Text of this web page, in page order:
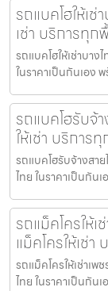
รถแบคโฮให้เช่
เช่า บริการทุ
รถแบคโฮให้เช่าบาง
ในราคาเป็นกันเอง
รถแบคโฮรับจ้
ให้เช่า บริการ
รถแบคโฮรับจ้างสา
ไทย ในราคาเป็นกั
รถแม็คโครให้
แม็คโครให้เช่
รถแม็คโครให้เช่าเ
ไทย ในราคาเป็นกั